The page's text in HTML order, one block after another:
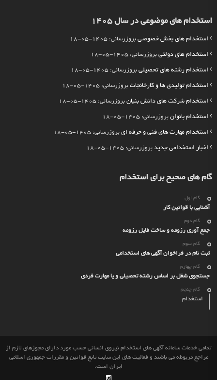
استخدام های موضوعی در سال 1405
استخدام های بخش خصوصی بروزرسانی: 1405-05-18
استخدام های دولتی بروزرسانی: 1405-05-18
استخدام رشته های تحصیلی بروزرسانی: 1405-05-18
استخدام تولیدی ها و کارخانجات بروزرسانی: 1405-05-18
استخدام شرکت های دانش بنیان بروزرسانی: 1405-05-18
استخدام بانوان بروزرسانی: 1405-05-18
استخدام مهارت های فنی و حرفه ای بروزرسانی: 1405-05-18
اخبار استخدامی جدید بروزرسانی: 1405-05-18
گام های صحیح برای استخدام
گام اول
آشنایی با قوانین کار
گام دوم
جمع آوری رزومه و ساخت فایل رزومه
گام سوم
ثبت نام در فراخوان آگهی های استخدامی
گام چهارم
جستجوی شغل بر اساس رشته تحصیلی و یا مهارت فردی
گام چنجم
استخدام
تمامی خدمات سامانه آگهی های استخدام نیروی انسانی حسب مورد دارای مجوزهای لازم از
مراجع مربوطه می باشند و فعالیت های این سایت تابع قوانین و مقررات جمهوری اسلامی
ایران است.